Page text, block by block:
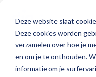
Deze website slaat
Deze cookies worden
verzamelen over hoe je
en om je te onthouden.
informatie om je
Basisonderwijs
Dia
Academie